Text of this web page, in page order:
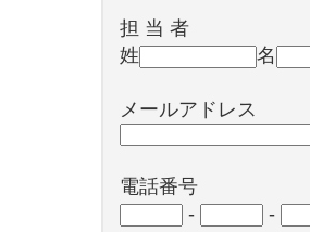
担 当 者
姓
名
メールアドレス
電話番号
-
-